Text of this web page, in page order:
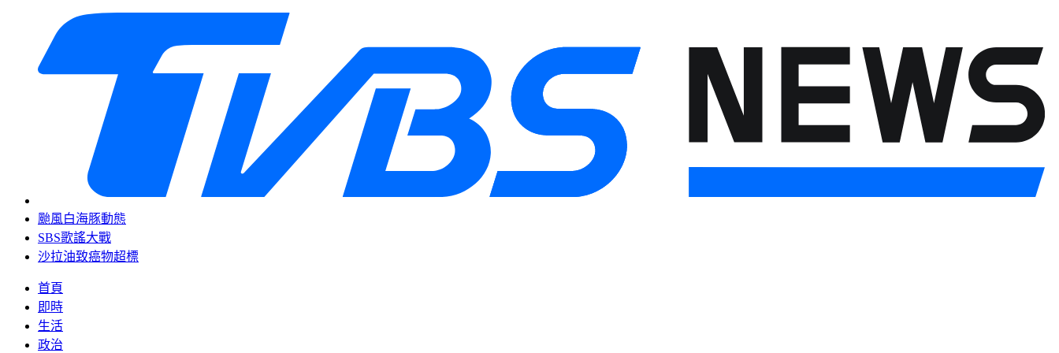
颱風白海豚動態
SBS歌謠大戰
沙拉油致癌物超標
首頁
即時
生活
政治